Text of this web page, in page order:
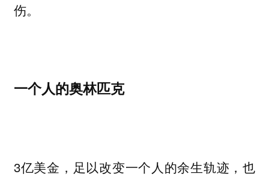
伤。
一个人的奥林匹克
3亿美金，足以改变一个人的余生轨迹，也